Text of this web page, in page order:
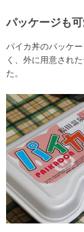
パッケージも
パイカ丼のパッケ
く、外に用意され
た。